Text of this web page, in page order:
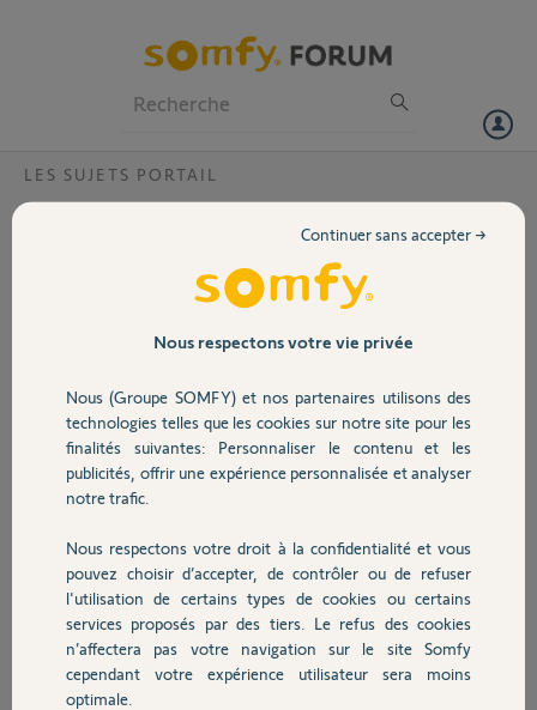
Volet
Sécurité
Domotique
Chauffage
Autres produits
LES SUJETS PORTAIL
Bonsoir j'ai installé moteur exavia voici les cotes d'installation une
cote B = 23 avec angle = 110. Montage M. Le soucis par grand vent le
portail s’ouvre légèrement.. Le moteur ne pousse pas assez sur la
butée centrale du portail. est il possible d'avoir plus de pressions et de
portail
Merci,
serge L.
Participer au fil de discussion
Réponses
Nous respectons votre vie privée
Nous (Groupe SOMFY) et nos partenaires utilisons des
technologies telles que les cookies sur notre site pour les
finalités suivantes: Personnaliser le contenu et les
publicités, offrir une expérience personnalisée et analyser
notre trafic.
Nous respectons votre droit à la confidentialité et vous
pouvez choisir d’accepter, de contrôler ou de refuser
l'utilisation de certains types de cookies ou certains
services proposés par des tiers. Le refus des cookies
n’affectera pas votre navigation sur le site Somfy
cependant votre expérience utilisateur sera moins
optimale.
Continuer sans accepter →